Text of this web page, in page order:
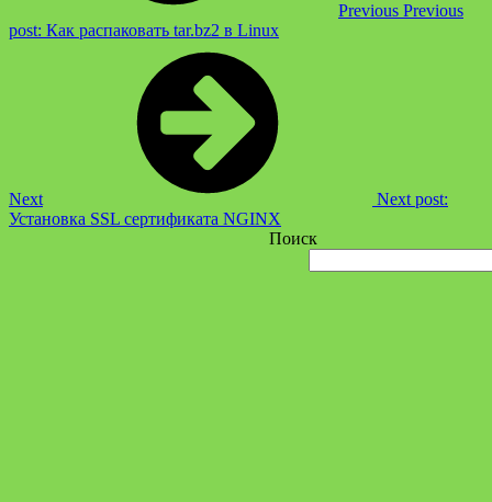
Previous Previous
post: Как распаковать tar.bz2 в Linux
Next
Next post:
Установка SSL сертификата NGINX
Поиск